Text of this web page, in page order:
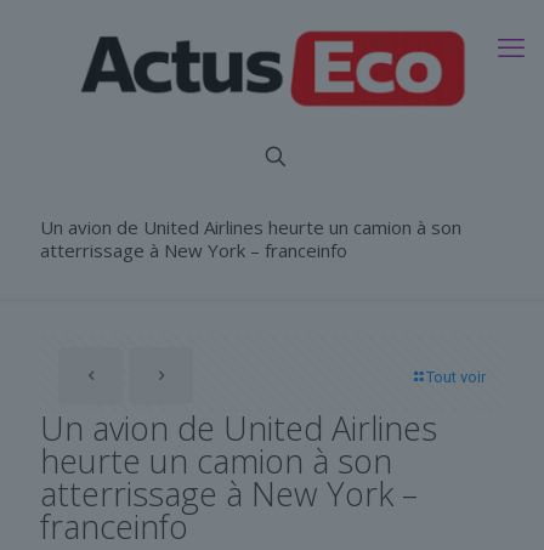
Un avion de United Airlines heurte un camion à son
atterrissage à New York – franceinfo
Tout voir
Un avion de United Airlines
heurte un camion à son
atterrissage à New York –
franceinfo